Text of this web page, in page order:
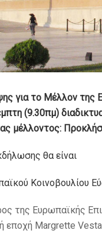
για το Μέλλον
(9.30πμ)
μέλλοντος:
θα είναι
Κοινοβουλίου
της Ευρωπαϊκής
εποχή Margrette